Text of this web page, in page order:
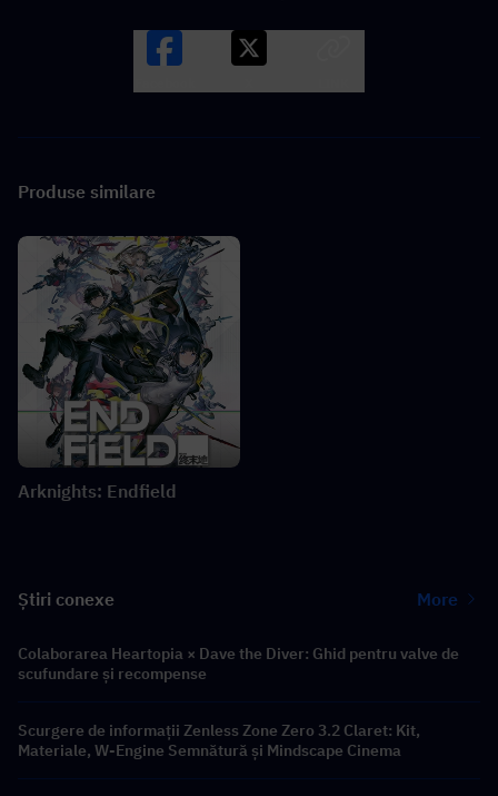
Produse similare
Arknights: Endfield
Știri conexe More
Colaborarea Heartopia × Dave the Diver: Ghid pentru valve de
scufundare și recompense
Scurgere de informații Zenless Zone Zero 3.2 Claret: Kit,
Materiale, W-Engine Semnătură și Mindscape Cinema